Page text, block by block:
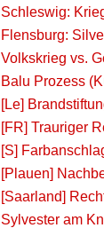
Schleswig:
Flensburg:
Volkskrieg vs.
Balu Prozess
[Le]
[FR] Trauriger
[S]
[Plauen]
[Saarland]
Sylvester am